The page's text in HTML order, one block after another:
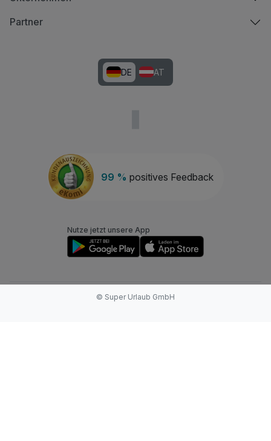
99 % positives Feedback
Partner
DE AT
Nutze jetzt unsere App
© Super Urlaub GmbH